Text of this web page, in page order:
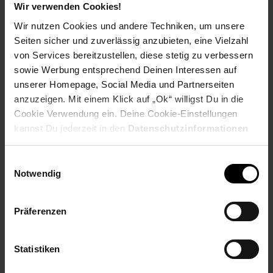
Wir verwenden Cookies!
Wir nutzen Cookies und andere Techniken, um unsere
Seiten sicher und zuverlässig anzubieten, eine Vielzahl
von Services bereitzustellen, diese stetig zu verbessern
sowie Werbung entsprechend Deinen Interessen auf
unserer Homepage, Social Media und Partnerseiten
anzuzeigen. Mit einem Klick auf „Ok“ willigst Du in die
Cookie Verwendung ein. Deine Cookie-Einstellungen
kannst Du jederzeit in den Datenschutzinformationen
ändern bzw. widerrufen.
Notwendig
Präferenzen
Statistiken
Bewerben per Formular
Folge uns auf Social Media!
Hinweis: Aus Gründen der leichteren Lesbarkeit verwenden